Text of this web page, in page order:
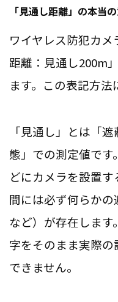
「見通し距離」の本当
ワイヤレス防犯カ
距離：見通し200m
ます。この表記方法
「見通し」とは「
態」での測定値で
どにカメラを設置
間には必ず何らか
など）が存在しま
字をそのまま実際
できません。